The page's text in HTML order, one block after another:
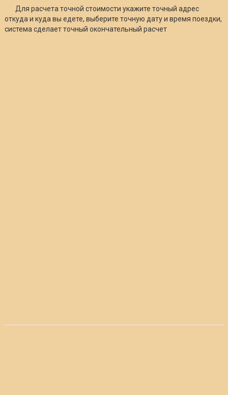
Для расчета точной стоимости укажите точный адрес
откуда и куда вы едете, выберите точную дату и время поездки,
система сделает точный окончательный расчет